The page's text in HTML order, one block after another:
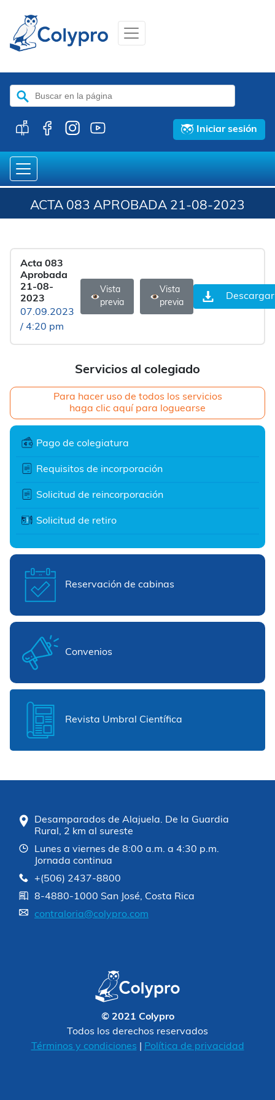
Buscar:
Iniciar sesión
ACTA 083 APROBADA 21-08-2023
Servicios al colegiado
Para hacer uso de todos los servicios
haga clic aquí para loguearse
Pago de colegiatura
Requisitos de incorporación
Solicitud de reincorporación
Solicitud de retiro
Reservación de cabinas
Convenios
Revista Umbral Científica
Acta 083
Aprobada
21-08-
2023
07.09.2023
/ 4:20 pm
Vista
previa
Vista
previa
Descargar
Desamparados de Alajuela. De la Guardia
Rural, 2 km al sureste
Lunes a viernes de 8:00 a.m. a 4:30 p.m.
Jornada continua
+(506) 2437-8800
8-4880-1000 San José, Costa Rica
contraloria@colypro.com
© 2021 Colypro
Todos los derechos reservados
Términos y condiciones
Política de privacidad